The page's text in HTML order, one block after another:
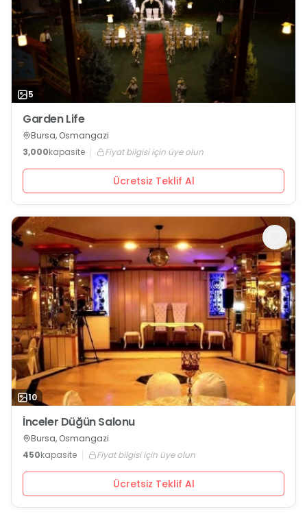
5
Garden Life
Bursa, Osmangazi
3,000kapasite Fiyat bilgisi için üye olun
Ücretsiz Teklif Al
10
İnceler Düğün Salonu
Bursa, Osmangazi
450kapasite Fiyat bilgisi için üye olun
Ücretsiz Teklif Al